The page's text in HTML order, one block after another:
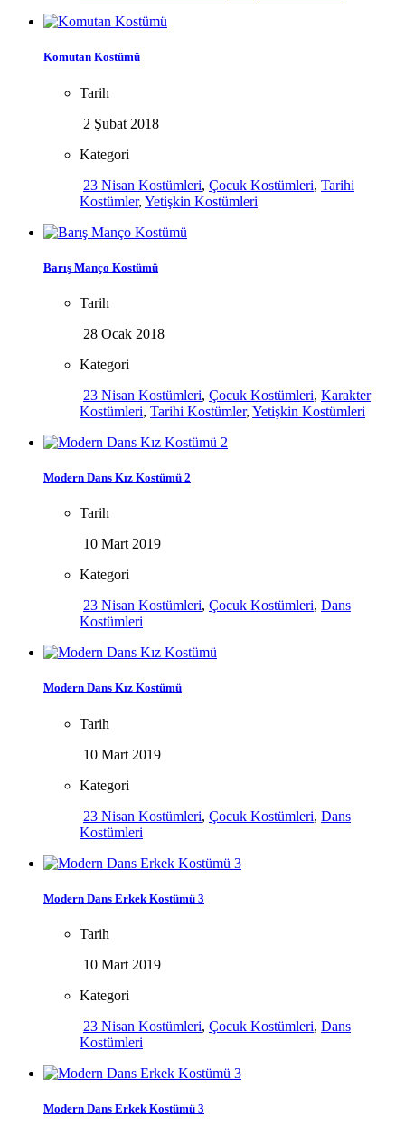
Komutan Kostümü
Tarih
2 Şubat 2018
Kategori
23 Nisan Kostümleri, Çocuk Kostümleri, Tarihi
Kostümler, Yetişkin Kostümleri
Barış Manço Kostümü
Tarih
28 Ocak 2018
Kategori
23 Nisan Kostümleri, Çocuk Kostümleri, Karakter
Kostümleri, Tarihi Kostümler, Yetişkin Kostümleri
Modern Dans Kız Kostümü 2
Tarih
10 Mart 2019
Kategori
23 Nisan Kostümleri, Çocuk Kostümleri, Dans
Kostümleri
Modern Dans Kız Kostümü
Tarih
10 Mart 2019
Kategori
23 Nisan Kostümleri, Çocuk Kostümleri, Dans
Kostümleri
Modern Dans Erkek Kostümü 3
Tarih
10 Mart 2019
Kategori
23 Nisan Kostümleri, Çocuk Kostümleri, Dans
Kostümleri
Modern Dans Erkek Kostümü 3